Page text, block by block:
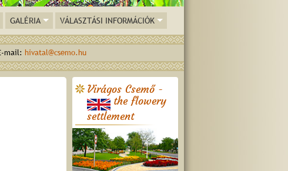
GALÉRIA VÁLASZTÁSI INFORMÁCIÓK
mail: hivatal@csemo.hu
Virágos Csemő -
the flowery
settlement